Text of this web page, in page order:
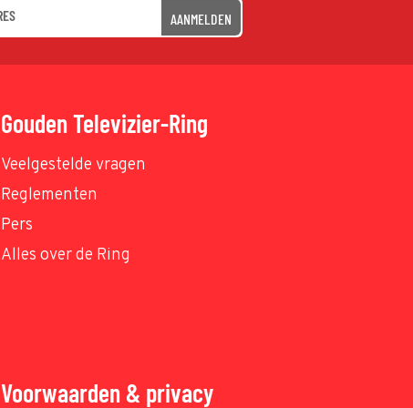
AANMELDEN
Gouden Televizier-Ring
Veelgestelde vragen
Reglementen
Pers
Alles over de Ring
Voorwaarden & privacy